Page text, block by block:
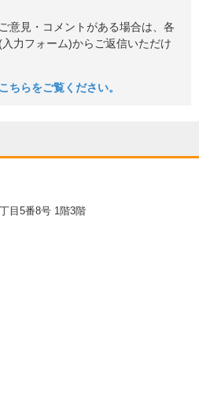
意見・コメントがある場合は、各
力フォーム)からご返信いただけ
らをご覧ください。
目5番8号 1階3階